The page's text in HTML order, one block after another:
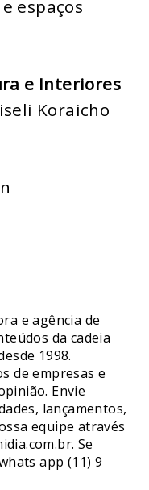
espaços
e Interiores
Koraicho
e agência de
da cadeia
1998.
de empresas e
Envie
lançamentos,
equipe através
Se
app (11) 9